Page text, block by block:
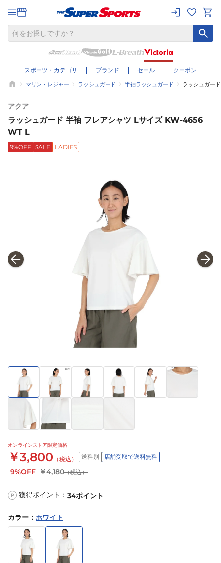
スポーツ・カテゴリ ブランド セール クーポン
マリン・レジャー ラッシュガード 半袖ラッシュガード ラッシュガー
アクア
ラッシュガード 半袖 フレアシャツ Lサイズ KW-4656
WT L
9%OFF SALE LADIES
オンラインストア限定価格
￥3,800 （税込） 送料別 店舗受取で送料無料
9%OFF ￥4,180（税込）
P 獲得ポイント： 34ポイント
カラー ： ホワイト